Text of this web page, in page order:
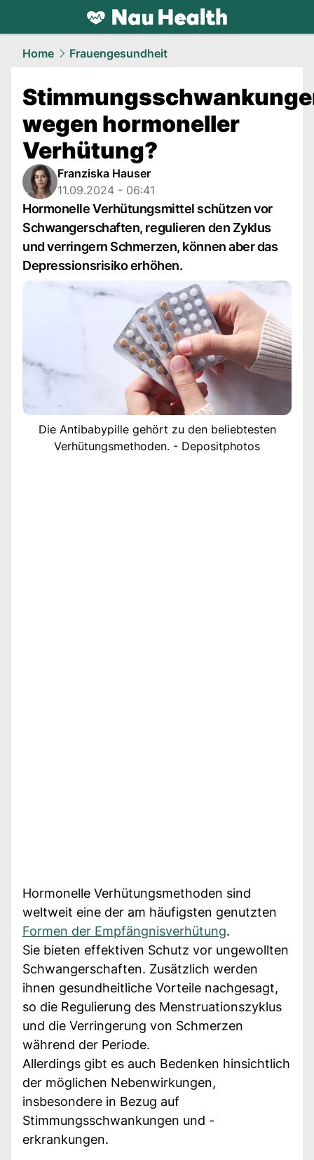
health.NAU.ch
Home Frauengesundheit
wegen hormoneller
Verhütung?
Franziska Hauser
11.09.2024 - 06:41
Hormonelle Verhütungsmittel schützen vor
Schwangerschaften, regulieren den Zyklus
und verringern Schmerzen, können aber das
Depressionsrisiko erhöhen.
Die Antibabypille gehört zu den beliebtesten
Verhütungsmethoden. - Depositphotos
Hormonelle Verhütungsmethoden sind
weltweit eine der am häufigsten genutzten
Formen der Empfängnisverhütung.
Sie bieten effektiven Schutz vor ungewollten
Schwangerschaften. Zusätzlich werden
ihnen gesundheitliche Vorteile nachgesagt,
so die Regulierung des Menstruationszyklus
und die Verringerung von Schmerzen
während der Periode.
Allerdings gibt es auch Bedenken hinsichtlich
der möglichen Nebenwirkungen,
insbesondere in Bezug auf
Stimmungsschwankungen und -
erkrankungen.